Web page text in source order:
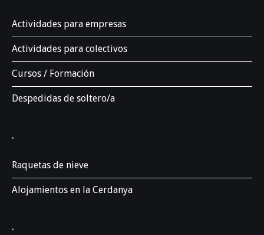
Actividades para empresas
Actividades para colectivos
Cursos / Formación
Despedidas de soltero/a
.
Raquetas de nieve
Alojamientos en la Cerdanya
.